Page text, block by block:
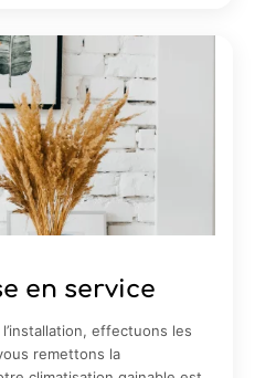
en service
effectuons les
remettons la